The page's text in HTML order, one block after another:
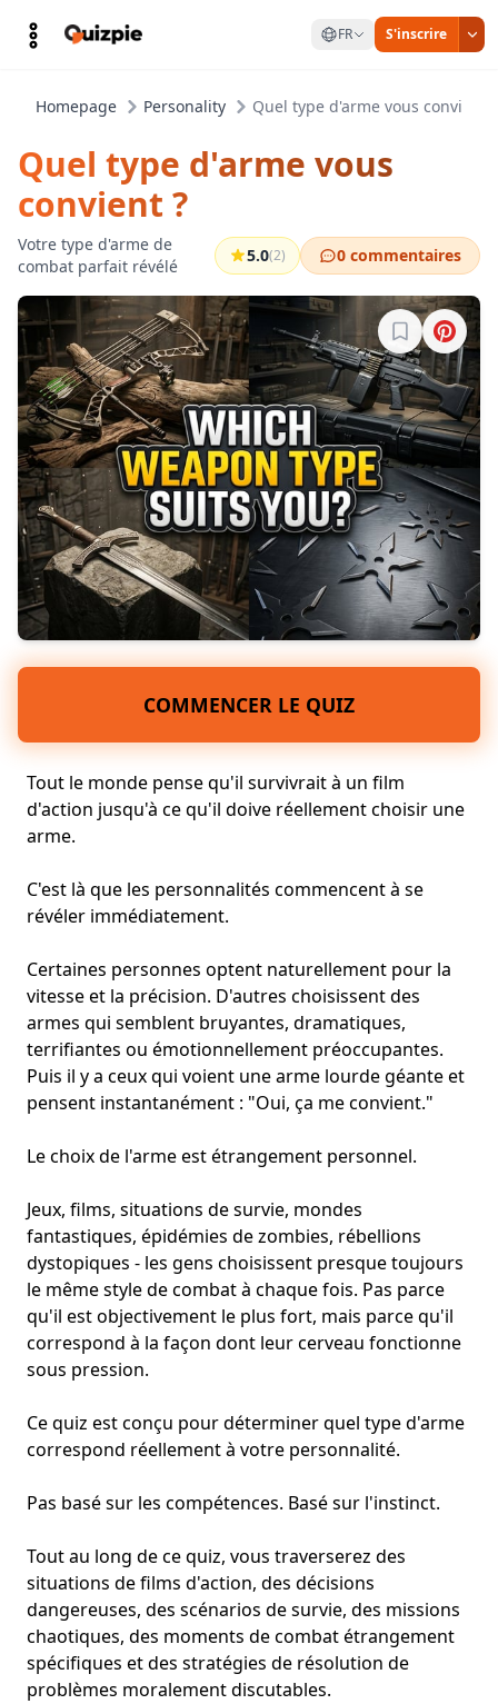
FR S'inscrire
Homepage Personality Quel type d'arme vous convient ?
Quel type d'arme vous
convient ?
Votre type d'arme de
combat parfait révélé
5.0(2) 0 commentaires
Connectez-
COMMENCER LE QUIZ
Tout le monde pense qu'il survivrait à un film
d'action jusqu'à ce qu'il doive réellement choisir une
arme.
C'est là que les personnalités commencent à se
révéler immédiatement.
Certaines personnes optent naturellement pour la
vitesse et la précision. D'autres choisissent des
armes qui semblent bruyantes, dramatiques,
terrifiantes ou émotionnellement préoccupantes.
Puis il y a ceux qui voient une arme lourde géante et
pensent instantanément : "Oui, ça me convient."
Le choix de l'arme est étrangement personnel.
Jeux, films, situations de survie, mondes
fantastiques, épidémies de zombies, rébellions
dystopiques - les gens choisissent presque toujours
le même style de combat à chaque fois. Pas parce
qu'il est objectivement le plus fort, mais parce qu'il
correspond à la façon dont leur cerveau fonctionne
sous pression.
Ce quiz est conçu pour déterminer quel type d'arme
correspond réellement à votre personnalité.
Pas basé sur les compétences. Basé sur l'instinct.
Tout au long de ce quiz, vous traverserez des
situations de films d'action, des décisions
dangereuses, des scénarios de survie, des missions
chaotiques, des moments de combat étrangement
spécifiques et des stratégies de résolution de
problèmes moralement discutables.